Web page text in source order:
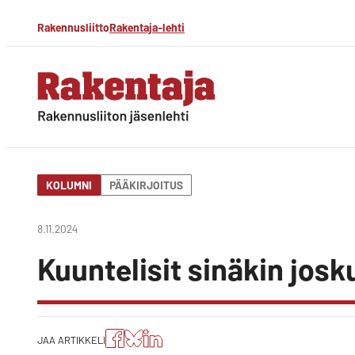
Siirry
suoraan
sisältöön
RakennusliittoRakentaja-lehti
Rakentaja-lehti
KOLUMNI PÄÄKIRJOITUS
8.11.2024
Kuuntelisit sinäkin
JAA ARTIKKELI
JaaJaaJako: